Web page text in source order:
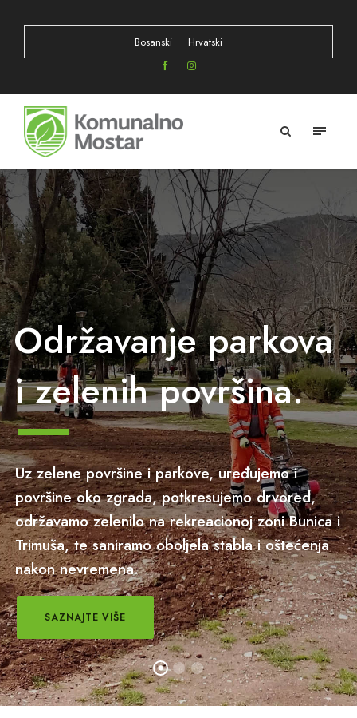
Bosanski Hrvatski
Održavanje parkova
i zelenih površina.
Uz zelene površine i parkove, uređujemo i
površine oko zgrada, potkresujemo drvored,
održavamo zelenilo na rekreacionoj zoni Bunica i
Trimuša, te saniramo oboljela stabla i oštećenja
nakon nevremena.
SAZNAJTE VIŠE